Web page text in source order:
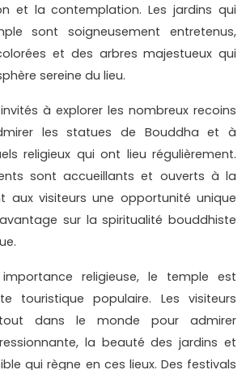
et la contemplation. Les jardins qui
sont soigneusement entretenus,
et des arbres majestueux qui
sereine du lieu.
à explorer les nombreux recoins
les statues de Bouddha et à
religieux qui ont lieu régulièrement.
sont accueillants et ouverts à la
aux visiteurs une opportunité unique
sur la spiritualité bouddhiste
religieuse, le temple est
touristique populaire. Les visiteurs
dans le monde pour admirer
la beauté des jardins et
qui règne en ces lieux. Des festivals